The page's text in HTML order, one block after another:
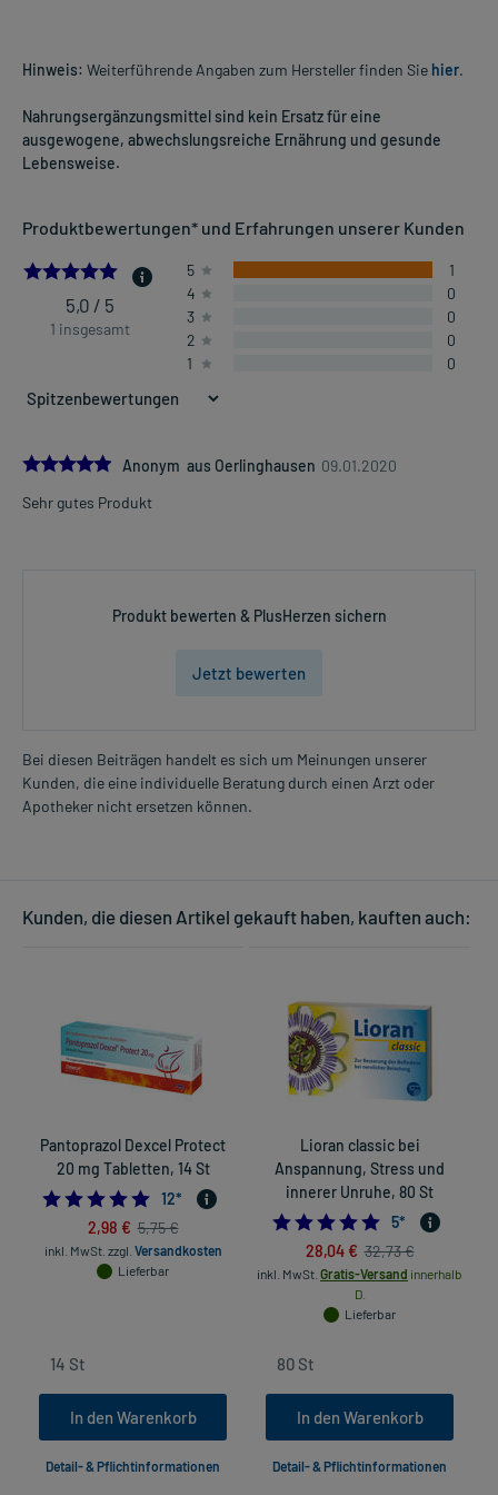
Hinweis: Weiterführende Angaben zum Hersteller finden Sie hier.
Nahrungsergänzungsmittel sind kein Ersatz für eine
ausgewogene, abwechslungsreiche Ernährung und gesunde
Lebensweise.
Produktbewertungen* und Erfahrungen unserer Kunden
5.0
5,0 / 5
1 insgesamt
5
1
4
0
3
0
2
0
1
0
5.0Anonym aus Oerlinghausen 09.01.2020
Sehr gutes Produkt
Produkt bewerten & PlusHerzen sichern
Jetzt bewerten
Bei diesen Beiträgen handelt es sich um Meinungen unserer
Kunden, die eine individuelle Beratung durch einen Arzt oder
Apotheker nicht ersetzen können.
Kunden, die diesen Artikel gekauft haben, kauften auch:
Pantoprazol Dexcel Protect
20 mg Tabletten, 14 St
4.833333333333333
12*
2,98 € 5,75 €
inkl. MwSt. zzgl. Versandkosten
Lieferbar
In den Warenkorb
Detail- & Pflichtinformationen
Lioran classic bei
Anspannung, Stress und
innerer Unruhe, 80 St
5.0
5*
28,04 € 32,73 €
inkl. MwSt. Gratis-Versand innerhalb
D.
Lieferbar
In den Warenkorb
Detail- & Pflichtinformationen